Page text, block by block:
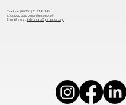
Trampolins
Telefone: (00 351) 218 141 145
(chamada para a rede fixa nacional)
​E-mail geral:federacao@ginastica.org